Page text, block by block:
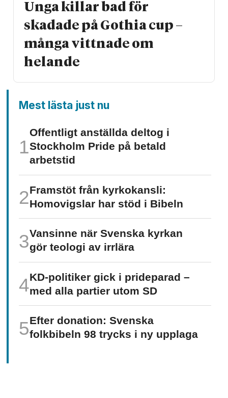
Unga killar bad för
skadade på Gothia cup –
många vittnade om
helande
Mest lästa just nu
Offentligt anställda deltog i
Stockholm Pride på betald
arbetstid
Framstöt från kyrkokansli:
Homo­vigslar har stöd i Bibeln
Vansinne när Svenska kyrkan
gör teologi av irrlära
KD-politiker gick i prideparad –
med alla partier utom SD
Efter donation: Svenska
folkbibeln 98 trycks i ny upplaga